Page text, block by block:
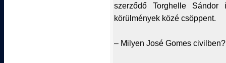
szerződő Torghelle
körülmények közé csöppent.
– Milyen José Gomes civilben?